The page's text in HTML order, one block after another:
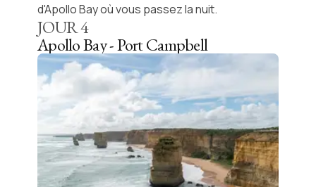
d'Apollo Bay où vous passez la nuit.
JOUR4
Apollo Bay - Port Campbell